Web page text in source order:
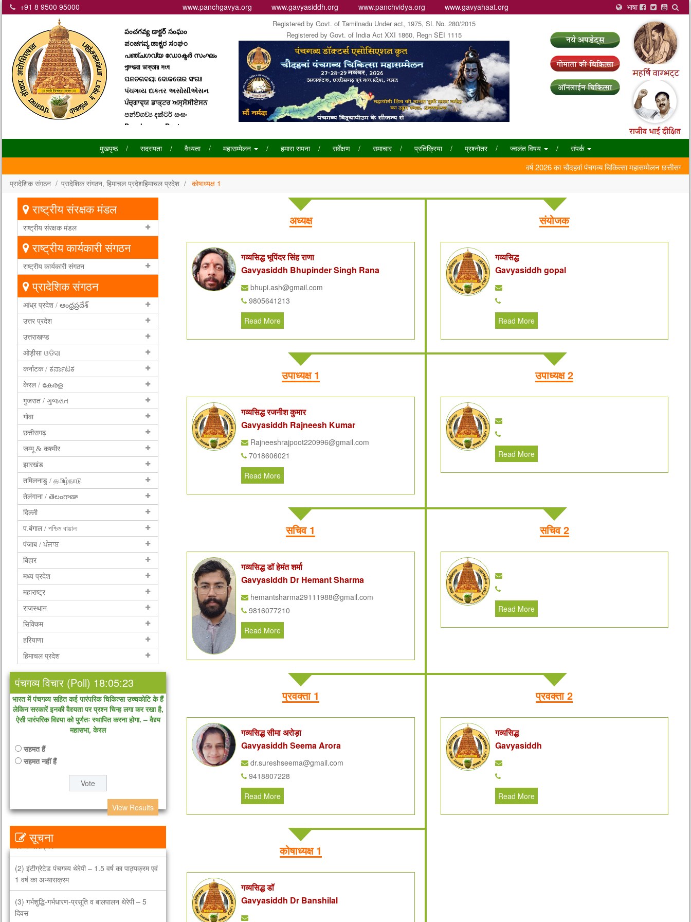
+91 8 9500 95000 www.panchgavya.org www.gavyasiddh.org www.panchvidya.org www.gavyahaat.org भाषा
பஞ்சகவ்ய டாக்டர் சனகம்
ಪಂಚಗವ್ಯ ಡಾಕ್ಟರ ಸಂಘಂ
പഞ്ചഗവ്യ ഡോക്ടര്‍ സംഘം
পান্চ্গাভ্য়া ডাক্তার সংঘ
ପନଚଗବୟା ଦୋକତୋର ସଂଗଃ
પંચગવ્ય દાકતર અસોસીએસન
ਪੰਚ੍ਗਾਵ੍ਯ ਡਾਕ੍ਟਰ ਅਸ੍ਸੋਸੀਏਸਨ
පන්ච්ගව්‍ය දක්ටර් සංඝං
Panchgavya Doctor
Assiciation
Registered by Govt. of Tamilnadu Under act, 1975, SL No. 280/2015
Registered by Govt. of India Act XXI 1860, Regn SEI 1115
मुखपृष्ठ सदस्यता वैध्यता महासम्मेलन हमारा सपना सर्वेक्षण समाचार प्रतिक्रिया प्रश्नोतर ज्वलंत विषय संपर्क
वर्ष 2026 का चौदहवां पंचगव्य चिकित्सा महासम्मेलन
प्रादेशिक संगठन प्रादेशिक संगठन, हिमाचल प्रदेशहिमाचल प्रदेश कोषाध्यक्ष 1
राष्ट्रीय संरक्षक मंडल
राष्ट्रीय संरक्षक मंडल
राष्ट्रीय कार्यकारी संगठन
राष्ट्रीय कार्यकारी संगठन
प्रादेशिक संगठन
आंध्र प्रदेश / ఆంధ్రప్రదేశ్
उत्तर प्रदेश
उत्तराखण्ड
ओड़ीसा ଓଡିସା
कर्नाटक / ಕರ್ನಾಟಕ
केरल / കേരള
गुजरात / ગુજરાત
गोवा
छत्तीसगढ़
जम्मू & कश्मीर
झारखंड
तमिलनाडु / தமிழ்நாடு
तेलंगाना / తెలంగాణా
दिल्ली
प.बंगाल / পশ্চিম বাঙাল
पंजाब / ਪੰਜਾਬ
बिहार
मध्य प्रदेश
महाराष्ट्र
राजस्थान
सिक्किम
हरियाणा
हिमाचल प्रदेश
पंचगव्य विचार (Poll) 18:05:23
भारत में पंचगव्य सहित कई पारंपरिक चिकित्सा उच्चकोटि के हैं
लेकिन सरकारें इनकी वैद्द्यता पर प्रश्न चिन्ह लगा कर रखा है,
ऐसी पारंपरिक विद्द्या को पुर्णतः स्थापित करना होगा. – वैद्द्य
महासभा, केरल
सहमत हैं
सहमत नहीं हैं
View Results
सूचना
सभी थेरेपी के डॉक्टर, वैद्द्य, थेरेपिस्ट आदि के लिए उपयोगी
(1) एडवांस पंचगव्य थेरेपी – 1 वर्ष का पाठ्यक्रम एवं 1 वर्ष
का अभ्यासक्रम
1 वर्ष का अभ्यासक्रम
दिवस
अध्यक्ष
गव्यसिद्ध भूपिंदर सिंह राणा
Gavyasiddh Bhupinder Singh Rana
bhupi.ash@gmail.com
9805641213
Read More
संयोजक
गव्यसिद्ध
Gavyasiddh gopal
Read More
उपाध्यक्ष 1
गव्यसिद्ध रजनीश कुमार
Gavyasiddh Rajneesh Kumar
Rajneeshrajpoot220996@gmail.com
7018606021
Read More
उपाध्यक्ष 2
Read More
सचिव 1
गव्यसिद्ध डॉ हेमंत शर्मा
Gavyasiddh Dr Hemant Sharma
hemantsharma29111988@gmail.com
9816077210
Read More
सचिव 2
Read More
प्रवक्ता 1
गव्यसिद्ध सीमा अरोड़ा
Gavyasiddh Seema Arora
dr.sureshseema@gmail.com
9418807228
Read More
प्रवक्ता 2
गव्यसिद्ध
Gavyasiddh
Read More
कोषाध्यक्ष 1
गव्यसिद्ध डॉ
Gavyasiddh Dr Banshilal